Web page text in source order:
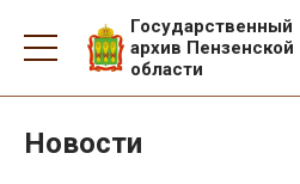
Государственный
архив Пензенской
области
Новости